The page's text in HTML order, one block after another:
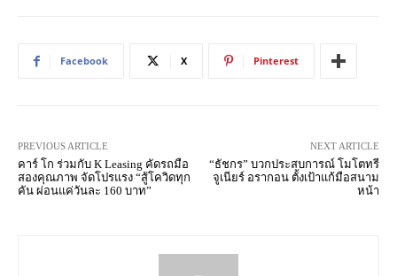
Facebook X Pinterest
PREVIOUS ARTICLE
คาร์ โก ร่วมกับ K Leasing คัดรถมือ
สองคุณภาพ จัดโปรแรง “สู้โควิดทุก
คัน ผ่อนแค่วันละ 160 บาท”
NEXT ARTICLE
“ธัชกร” บวกประสบการณ์ โมโตทรี
จูเนียร์ อรากอน ตั้งเป้าแก้มือสนาม
หน้า